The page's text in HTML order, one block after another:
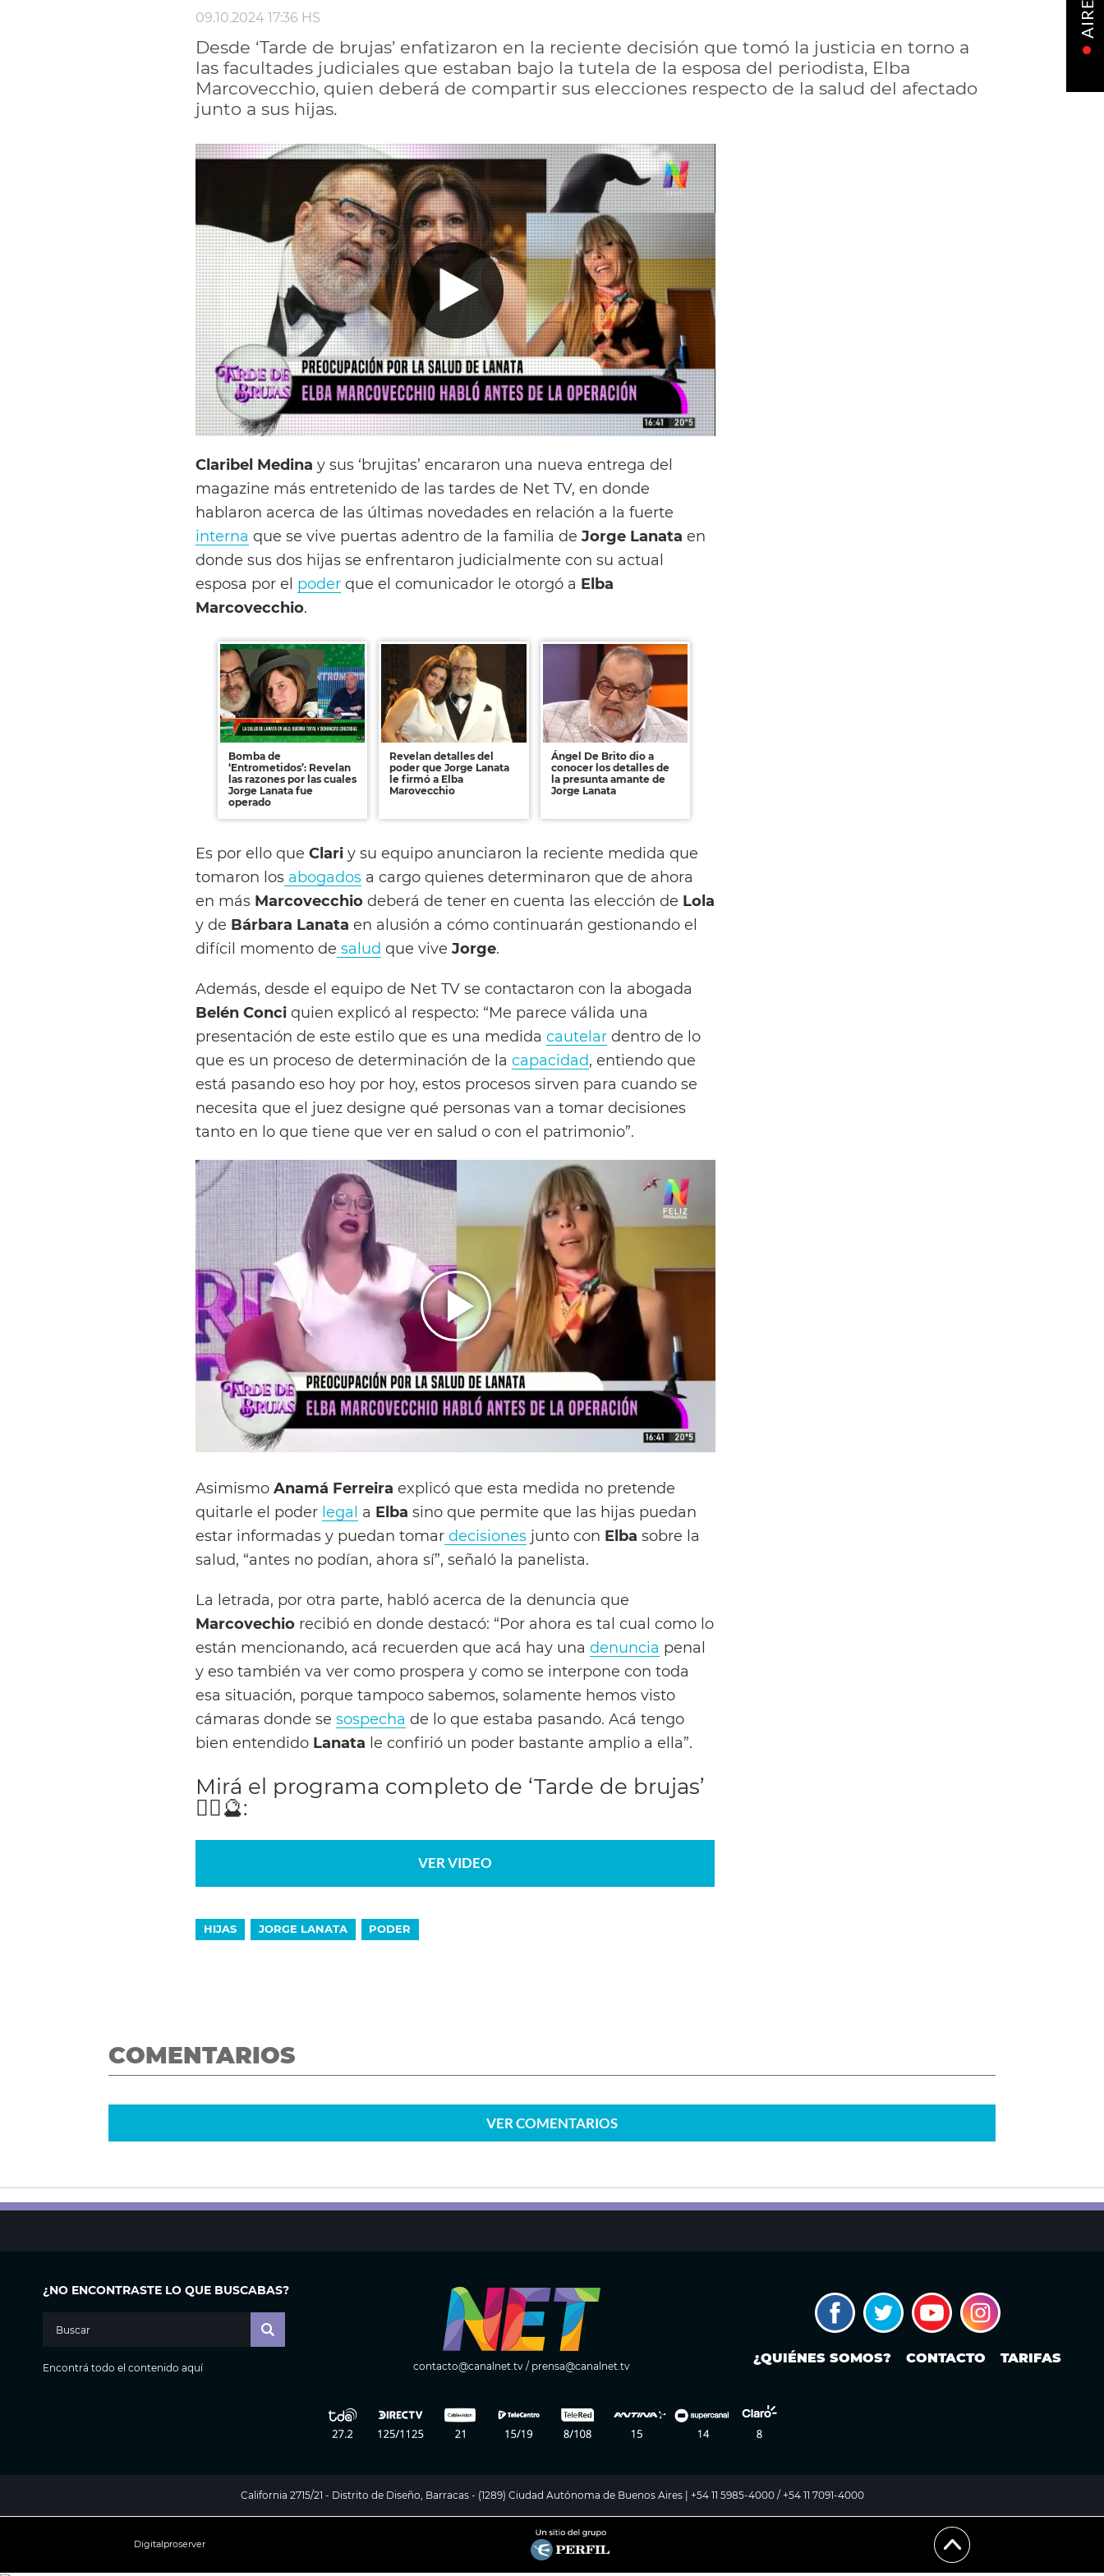
09.10.2024 17:36 HS
Desde ‘Tarde de brujas’ enfatizaron en la reciente decisión que tomó la justicia en torno a
las facultades judiciales que estaban bajo la tutela de la esposa del periodista, Elba
Marcovecchio, quien deberá de compartir sus elecciones respecto de la salud del afectado
junto a sus hijas.
Claribel Medina y sus ‘brujitas’ encararon una nueva entrega del
magazine más entretenido de las tardes de Net TV, en donde
hablaron acerca de las últimas novedades en relación a la fuerte
interna que se vive puertas adentro de la familia de Jorge Lanata en
donde sus dos hijas se enfrentaron judicialmente con su actual
esposa por el poder que el comunicador le otorgó a Elba
Marcovecchio.
Bomba de
‘Entrometidos’: Revelan
las razones por las cuales
Jorge Lanata fue
operado
Revelan detalles del
poder que Jorge Lanata
le firmó a Elba
Marovecchio
Ángel De Brito dio a
conocer los detalles de
la presunta amante de
Jorge Lanata
Es por ello que Clari y su equipo anunciaron la reciente medida que
tomaron los abogados a cargo quienes determinaron que de ahora
en más Marcovecchio deberá de tener en cuenta las elección de Lola
y de Bárbara Lanata en alusión a cómo continuarán gestionando el
difícil momento de salud que vive Jorge.
Además, desde el equipo de Net TV se contactaron con la abogada
Belén Conci quien explicó al respecto: “Me parece válida una
presentación de este estilo que es una medida cautelar dentro de lo
que es un proceso de determinación de la capacidad, entiendo que
está pasando eso hoy por hoy, estos procesos sirven para cuando se
necesita que el juez designe qué personas van a tomar decisiones
tanto en lo que tiene que ver en salud o con el patrimonio”.
Asimismo Anamá Ferreira explicó que esta medida no pretende
quitarle el poder legal a Elba sino que permite que las hijas puedan
estar informadas y puedan tomar decisiones junto con Elba sobre la
salud, “antes no podían, ahora sí”, señaló la panelista.
La letrada, por otra parte, habló acerca de la denuncia que
Marcovechio recibió en donde destacó: “Por ahora es tal cual como lo
están mencionando, acá recuerden que acá hay una denuncia penal
y eso también va ver como prospera y como se interpone con toda
esa situación, porque tampoco sabemos, solamente hemos visto
cámaras donde se sospecha de lo que estaba pasando. Acá tengo
bien entendido Lanata le confirió un poder bastante amplio a ella”.
Mirá el programa completo de ‘Tarde de brujas’
🧙‍♀️🔮:
VER VIDEO
HIJAS JORGE LANATA PODER
COMENTARIOS
VERCOMENTARIOS
¿NO ENCONTRASTE LO QUE BUSCABAS?
Encontrá todo el contenido aquí contacto@canalnet.tv/ prensa@canalnet.tv ¿QUIÉNES SOMOS? CONTACTO TARIFAS
California 2715/21 - Distrito de Diseño, Barracas - (1289) Ciudad Autónoma de Buenos Aires | +54 11 5985-4000 / +54 11 7091-4000
Digitalproserver
AIRE